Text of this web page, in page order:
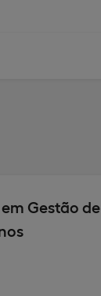
Gestão de